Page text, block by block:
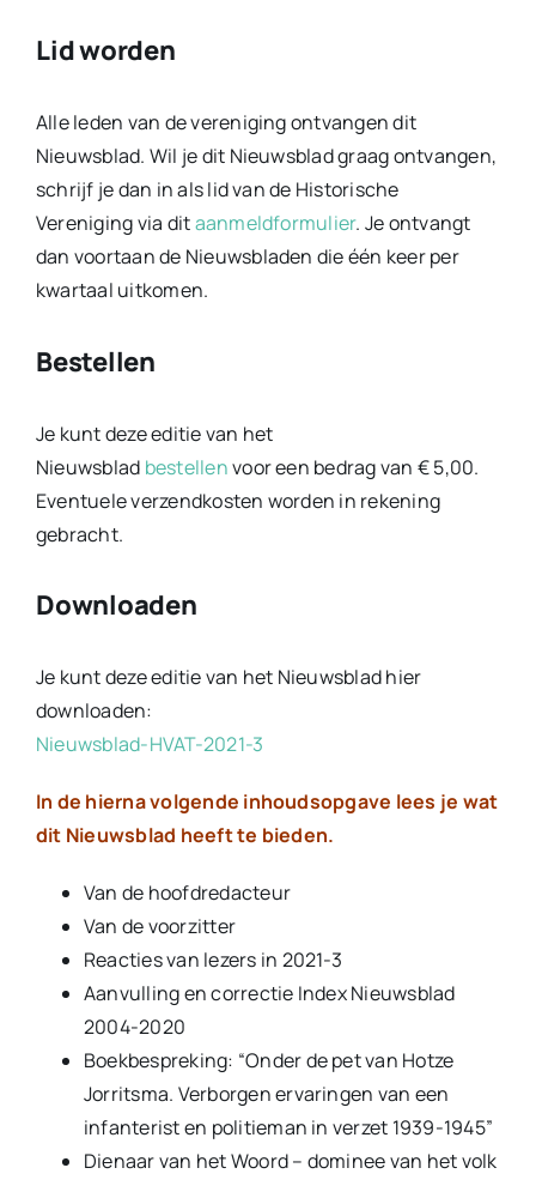
Lid worden
Alle leden van de vereniging ontvangen dit
Nieuwsblad. Wil je dit Nieuwsblad graag ontvangen,
schrijf je dan in als lid van de Historische
Vereniging via ditaanmeldformulier. Je ontvangt
dan voortaan de Nieuwsbladen die één keer per
kwartaal uitkomen.
Bestellen
Je kunt deze editie van het
Nieuwsblad bestellenvoor een bedrag van € 5,00.
Eventuele verzendkosten worden in rekening
gebracht.
Downloaden
Je kunt deze editie van het Nieuwsblad hier
downloaden:
Nieuwsblad-HVAT-2021-3
In de hierna volgende inhoudsopgave lees je wat
dit Nieuwsblad heeft te bieden.
Van de hoofdredacteur
Van de voorzitter
Reacties van lezers in 2021-3
Aanvulling en correctie Index Nieuwsblad
2004-2020
Boekbespreking: “Onder de pet van Hotze
Jorritsma. Verborgen ervaringen van een
infanterist en politieman in verzet 1939-1945”
Dienaar van het Woord – dominee van het volk